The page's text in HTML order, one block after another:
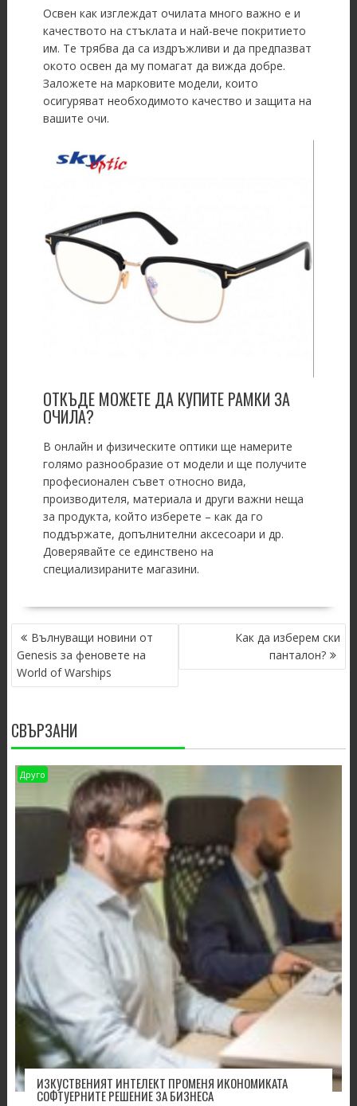
Освен как изглеждат очилата много важно е и
качеството на стъклата и най-вече покритието
им. Те трябва да са издръжливи и да предпазват
окото освен да му помагат да вижда добре.
Заложете на марковите модели, които
осигуряват необходимото качество и защита на
вашите очи.
ОТКЪДЕ МОЖЕТЕ ДА КУПИТЕ РАМКИ ЗА
ОЧИЛА?
В онлайн и физическите оптики ще намерите
голямо разнообразие от модели и ще получите
професионален съвет относно вида,
производителя, материала и други важни неща
за продукта, който изберете – как да го
поддържате, допълнителни аксесоари и др.
Доверявайте се единствено на
специализираните магазини.
POST
NAVIGATION
Вълнуващи новини от
Genesis за феновете на
World of Warships
Как да изберем ски
панталон?
СВЪРЗАНИ
Друго
ИЗКУСТВЕНИЯТ ИНТЕЛЕКТ ПРОМЕНЯ ИКОНОМИКАТА
СОФТУЕРНИТЕ РЕШЕНИЕ ЗА БИЗНЕСА